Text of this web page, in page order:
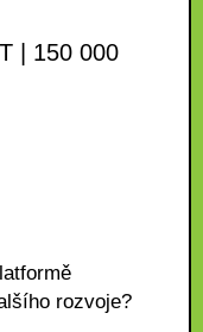
| 150 000
rozvoje?